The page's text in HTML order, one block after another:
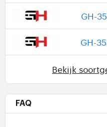
GH-
GH-
Bekijk
FAQ